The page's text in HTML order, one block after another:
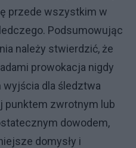
przede wszystkim w
Podsumowując
należy stwierdzić, że
prowokacja nigdy
wyjścia dla śledztwa
punktem zwrotnym lub
dowodem,
domysły i